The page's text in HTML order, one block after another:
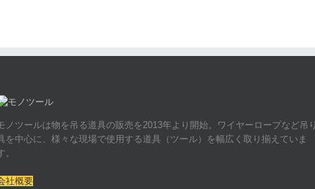
ノツールは物を吊る道具の販売を2013年より開始。ワイヤーロープなど吊
を中心に、様々な現場で使用する道具（ツール）を幅広く取り揃えていま
。
社概要